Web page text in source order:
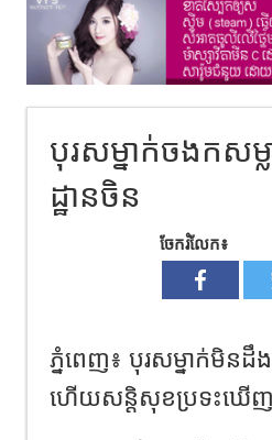
បុរសម្នាក់ចងកសម្
ដ្ឋានចិន
ចែករំលែក៖
ភ្នំពេញ៖ បុរសម្នាក់មិនដឹ
ហើយសន្តិសុខប្រទះឃើញប